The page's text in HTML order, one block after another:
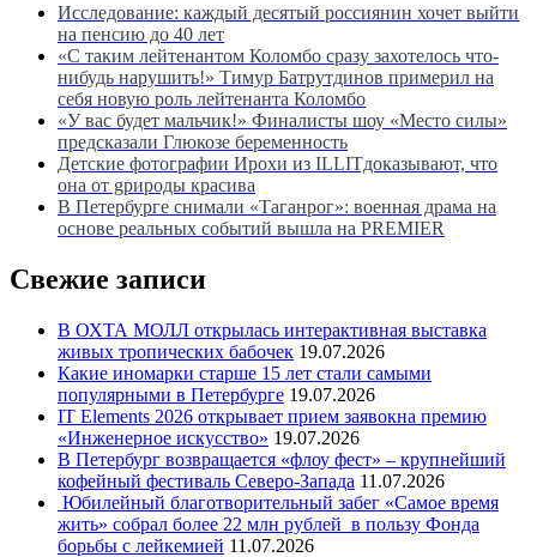
Исследование: каждый десятый россиянин хочет выйти
на пенсию до 40 лет
«С таким лейтенантом Коломбо сразу захотелось что-
нибудь нарушить!» Тимур Батрутдинов примерил на
себя новую роль лейтенанта Коломбо
«У вас будет мальчик!» Финалисты шоу «Место силы»
предсказали Глюкозе беременность
Детские фотографии Ирохи из ILLITдоказывают, что
она от gрироды красива
В Петербурге снимали «Таганрог»: военная драма на
основе реальных событий вышла на PREMIER
Свежие записи
В ОХТА МОЛЛ открылась интерактивная выставка
живых тропических бабочек 19.07.2026
Какие иномарки старше 15 лет стали самыми
популярными в Петербурге 19.07.2026
IT Elements 2026 открывает прием заявокна премию
«Инженерное искусство» 19.07.2026
В Петербург возвращается «флоу фест» – крупнейший
кофейный фестиваль Северо-Запада 11.07.2026
Юбилейный благотворительный забег «Самое время
жить» собрал более 22 млн рублей в пользу Фонда
борьбы с лейкемией 11.07.2026